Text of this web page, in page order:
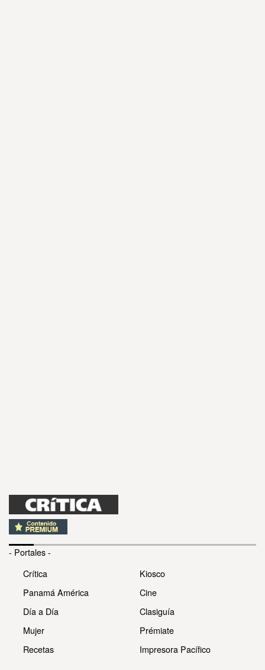
- Portales -
Crítica
Panamá América
Día a Día
Mujer
Recetas
Kiosco
Cine
Clasiguía
Prémiate
Impresora Pacífico